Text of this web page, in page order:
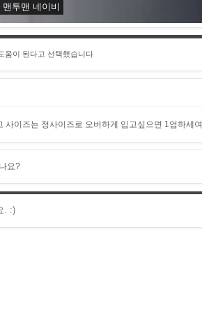
투맨 네이비
움이 된다고 선택했습니다
사이즈는 정사이즈로 오버하게 입고싶으면 1업하세여
요?